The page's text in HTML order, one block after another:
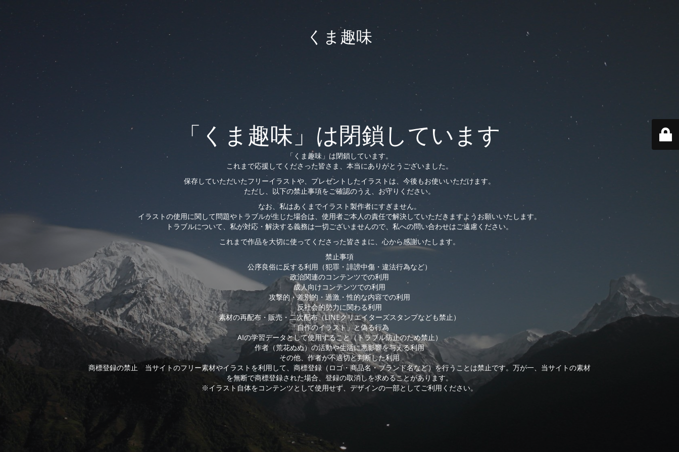
くま趣味
「くま趣味」は閉鎖しています
「くま趣味」は閉鎖しています。
これまで応援してくださった皆さま、本当にありがとうございました。
保存していただいたフリーイラストや、プレゼントしたイラストは、今後もお使いいただけます。
ただし、以下の禁止事項をご確認のうえ、お守りください。
なお、私はあくまでイラスト製作者にすぎません。
イラストの使用に関して問題やトラブルが生じた場合は、使用者ご本人の責任で解決していただきますようお願いいたします。
トラブルについて、私が対応・解決する義務は一切ございませんので、私への問い合わせはご遠慮ください。
これまで作品を大切に使ってくださった皆さまに、心から感謝いたします。
禁止事項
公序良俗に反する利用（犯罪・誹謗中傷・違法行為など）
政治関連のコンテンツでの利用
成人向けコンテンツでの利用
攻撃的・差別的・過激・性的な内容での利用
反社会的勢力に関わる利用
素材の再配布・販売・二次配布（LINEクリエイターズスタンプなども禁止）
「自作のイラスト」と偽る行為
AIの学習データとして使用すること（トラブル防止のため禁止）
作者（荒花ぬぬ）の活動や生活に悪影響を与える利用
その他、作者が不適切と判断した利用
商標登録の禁止 当サイトのフリー素材やイラストを利用して、商標登録（ロゴ・商品名・ブランド名など）を行うことは禁止です。万が一、当サイトの素材
を無断で商標登録された場合、登録の取消しを求めることがあります。
※イラスト自体をコンテンツとして使用せず、デザインの一部としてご利用ください。